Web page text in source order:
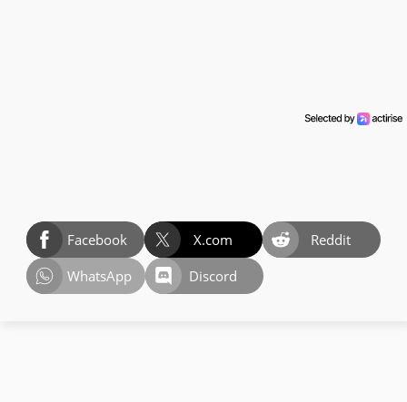
Facebook X.com
Reddit
WhatsApp
Discord